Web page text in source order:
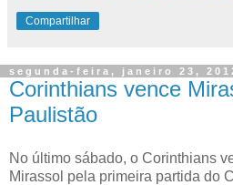
Compartilhar
segunda-feira, janeiro 23,
Corinthians vence
Paulistão
No último sábado, o Corinthians
Mirassol pela primeira partida do